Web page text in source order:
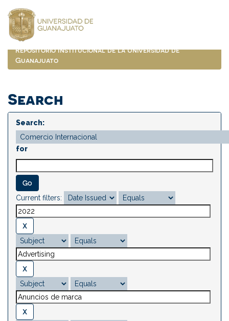
navigation
Repositorio Institucional de la Universidad de
Guanajuato
Search
Search:
for
Current filters: